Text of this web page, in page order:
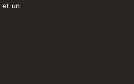
et un